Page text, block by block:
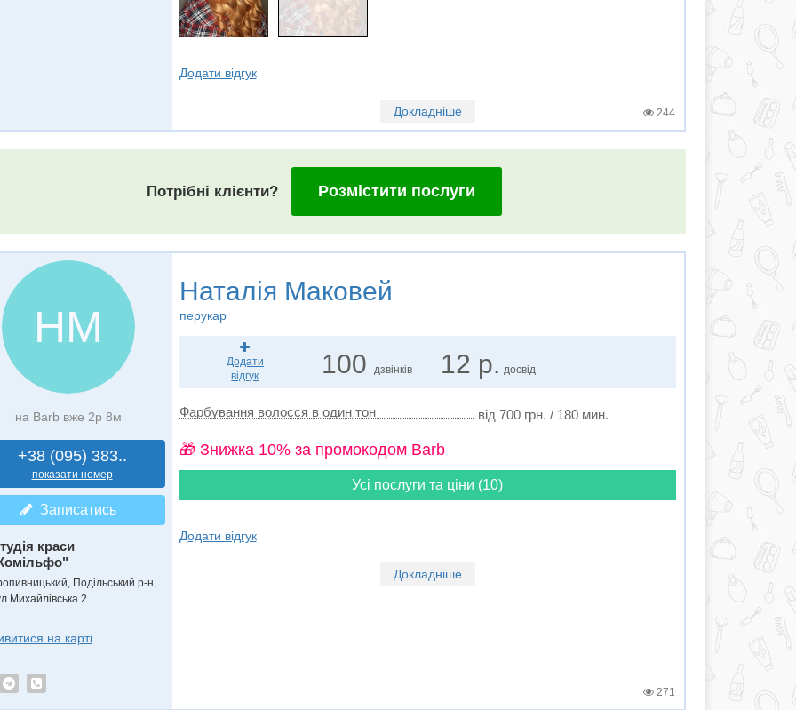
Додати відгук
Докладніше 244
Потрібні клієнти? Розмістити послуги
НМ
на Barb вже 2р 8м
+38 (095) 383..
показати номер
Записатись
краси
Подільський р-н,
Михайлівська 2
на карті
Наталія Маковей
перукар
Додати
відгук
100 дзвінків 12 р. досвід
Фарбування волосся в один тон від 700 грн. / 180 мин.
🎁 Знижка 10% за промокодом Barb
Усі послуги та ціни (10)
Додати відгук
Докладніше
271